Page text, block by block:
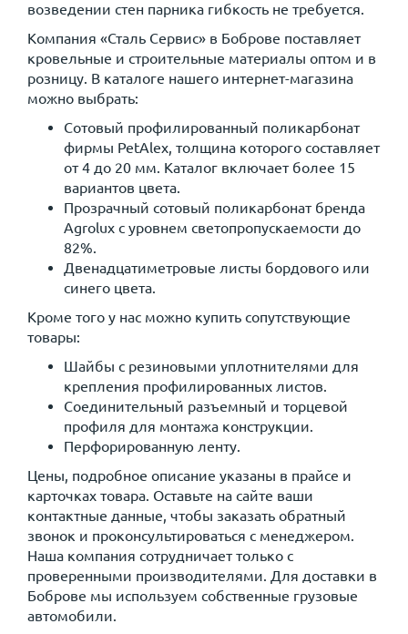
возведении стен парника гибкость не требуется.
Компания «Сталь Сервис» в Боброве поставляет
кровельные и строительные материалы оптом и в
розницу. В каталоге нашего интернет-магазина
можно выбрать:
Сотовый профилированный поликарбонат
фирмы PetAlex, толщина которого составляет
от 4 до 20 мм. Каталог включает более 15
вариантов цвета.
Прозрачный сотовый поликарбонат бренда
Agrolux с уровнем светопропускаемости до
82%.
Двенадцатиметровые листы бордового или
синего цвета.
Кроме того у нас можно купить сопутствующие
товары:
Шайбы с резиновыми уплотнителями для
крепления профилированных листов.
Соединительный разъемный и торцевой
профиля для монтажа конструкции.
Перфорированную ленту.
Цены, подробное описание указаны в прайсе и
карточках товара. Оставьте на сайте ваши
контактные данные, чтобы заказать обратный
звонок и проконсультироваться с менеджером.
Наша компания сотрудничает только с
проверенными производителями. Для доставки в
Боброве мы используем собственные грузовые
автомобили.